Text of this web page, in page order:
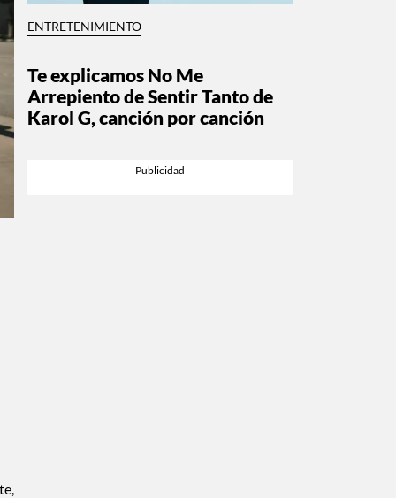
ENTRETENIMIENTO
Te explicamos No Me
Arrepiento de Sentir Tanto de
Karol G, canción por canción